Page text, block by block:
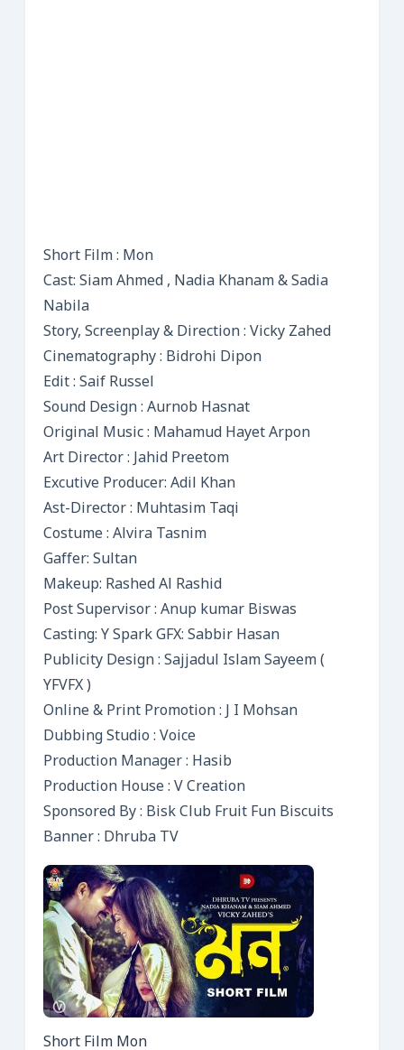
Short Film : Mon
Cast: Siam Ahmed , Nadia Khanam & Sadia
Nabila
Story, Screenplay & Direction : Vicky Zahed
Cinematography : Bidrohi Dipon
Edit : Saif Russel
Sound Design : Aurnob Hasnat
Original Music : Mahamud Hayet Arpon
Art Director : Jahid Preetom
Excutive Producer: Adil Khan
Ast-Director : Muhtasim Taqi
Costume : Alvira Tasnim
Gaffer: Sultan
Makeup: Rashed Al Rashid
Post Supervisor : Anup kumar Biswas
Casting: Y Spark GFX: Sabbir Hasan
Publicity Design : Sajjadul Islam Sayeem (
YFVFX )
Online & Print Promotion : J I Mohsan
Dubbing Studio : Voice
Production Manager : Hasib
Production House : V Creation
Sponsored By : Bisk Club Fruit Fun Biscuits
Banner : Dhruba TV
Short Film Mon